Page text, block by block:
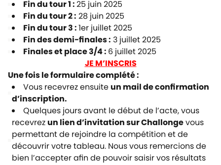
Fin du tour 1 :25 juin 2025
Fin du tour 2 : 28 juin 2025
Fin du tour 3 :1er juillet 2025
Fin des demi-finales : 3 juillet 2025
Finales et place 3/4 : 6 juillet 2025
JE M’INSCRIS
Une fois le formulaire complété :
Vous recevrez ensuite un mail de confirmation
d’inscription.
Quelques jours avant le début de l’acte, vous
recevrez un lien d’invitation sur Challongevous
permettant de rejoindre la compétition et de
découvrir votre tableau. Nous vous remercions de
bien l’accepter afin de pouvoir saisir vos résultats